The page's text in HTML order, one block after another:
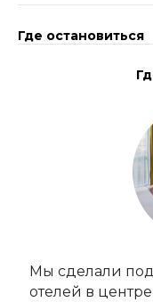
Где остановиться
Мы сделали
отелей в